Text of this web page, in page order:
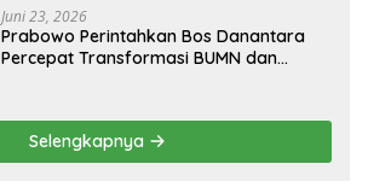
Juni 23, 2026
Prabowo Perintahkan Bos Danantara
Percepat Transformasi BUMN dan
Selengkapnya